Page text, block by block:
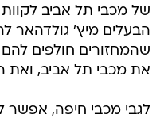
של מכבי תל אביב
הבעלים מיץ' גולדהאר
שהמחזורים חולפים
את מכבי תל אביב, ואת
לגבי מכבי חיפה, אפשר